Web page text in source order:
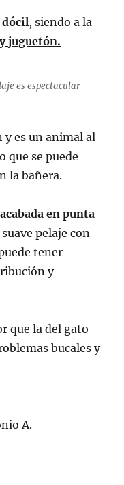
dócil, siendo a la
juguetón.
es espectacular
y es un animal al
que se puede
la bañera.
en punta
pelaje con
tener
y
que la del gato
bucales y
A.